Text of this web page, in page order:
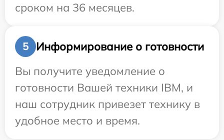
сроком на 36 месяцев.
5
Информирование о готовности
Вы получите уведомление о
готовности Вашей техники IBM, и
наш сотрудник привезет технику в
удобное место и время.